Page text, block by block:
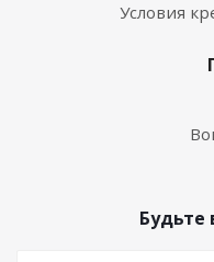
Условия
Будьте